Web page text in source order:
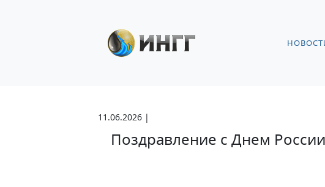
11.06.2026 |
Поздравление с Днем